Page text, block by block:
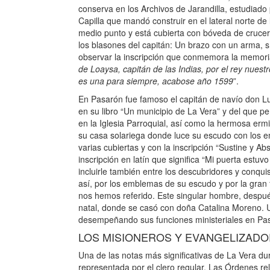
conserva en los Archivos de Jarandilla,
Capilla que mandó construir en el lateral norte
medio punto y está cubierta con bóveda de
los blasones del capitán: Un brazo con un arma,
observar la inscripción que conmemora la
de Loaysa, capitán de las Indias, por el rey
es una para siempre, acabose año 1599”.
En Pasarón fue famoso el capitán de navío don
en su libro “Un municipio de La Vera” y del que
en la Iglesia Parroquial, así como la hermosa
su casa solariega donde luce su escudo con los
varias cubiertas y con la inscripción “Sustine y
inscripción en latín que significa “Mi puerta
incluirle también entre los descubridores y
así, por los emblemas de su escudo y por la
nos hemos referido. Este singular hombre,
natal, donde se casó con doña Catalina
desempeñando sus funciones ministeriales en
LOS MISIONEROS Y
Una de las notas más significativas de La Vera
representada por el clero regular. Las Órdenes